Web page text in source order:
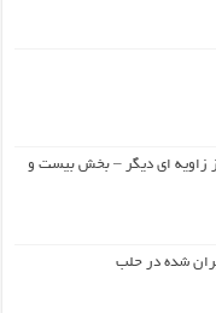
زاویه ای دیگر – بخش بیست و
شده در حلب